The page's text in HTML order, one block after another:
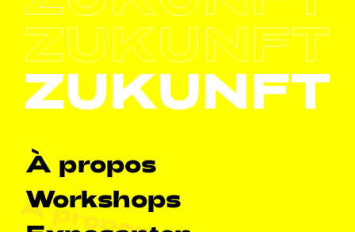
Haapt-Navigatioun
À propos
À propos
Workshops